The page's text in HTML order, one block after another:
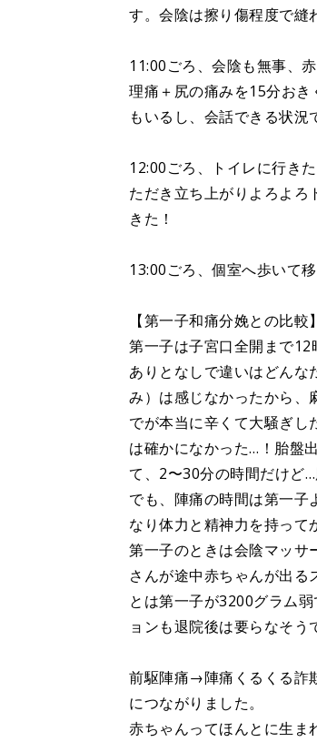
す。会陰は擦り傷程度で縫
11:00ごろ、会陰も無事、
理痛＋尻の痛みを15分お
もいるし、会話できる状況
12:00ごろ、トイレに行き
ただき立ち上がりよろよ
きた！
13:00ごろ、個室へ歩いて
【第一子和痛分娩との比較】
第一子は子宮口全開まで
ありとなしで違いはどん
み）は感じなかったから、
でが本当に辛くて大騒ぎし
は確かになかった…！胎盤
て、2〜30分の時間だけど…
でも、陣痛の時間は第一子
なり体力と精神力を持って
第一子のときは会陰マッサ
さんが途中赤ちゃんが出
とは第一子が3200グラム
ョンも退院後は要らなそう
前駆陣痛→陣痛くるくる詐
につながりました。
赤ちゃんってほんとに生ま